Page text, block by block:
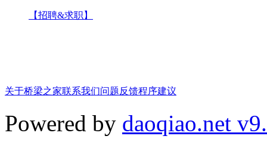
【招聘&求职】
关于桥梁之家联系我们问题反馈程序建议
Powered by daoqiao.net